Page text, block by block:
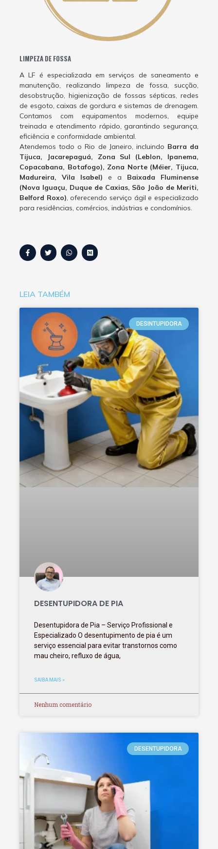
LIMPEZA DE FOSSA
A LF é especializada em serviços de saneamento e
manutenção, realizando limpeza de fossa, sucção,
desobstrução, higienização de fossas sépticas, redes
de esgoto, caixas de gordura e sistemas de drenagem.
Contamos com equipamentos modernos, equipe
treinada e atendimento rápido, garantindo segurança,
eficiência e conformidade ambiental.
Atendemos todo o Rio de Janeiro, incluindo Barra da
Tijuca, Jacarepaguá, Zona Sul (Leblon, Ipanema,
Copacabana, Botafogo), Zona Norte (Méier, Tijuca,
Madureira, Vila Isabel) e a Baixada Fluminense
(Nova Iguaçu, Duque de Caxias, São João de Meriti,
Belford Roxo), oferecendo serviço ágil e especializado
para residências, comércios, indústrias e condomínios.
LEIA TAMBÉM
DESINTUPIDORA
DESENTUPIDORA DE PIA
Desentupidora de Pia – Serviço Profissional e
Especializado O desentupimento de pia é um
serviço essencial para evitar transtornos como
mau cheiro, refluxo de água,
SAIBA MAIS »
Nenhum comentário
DESENTUPIDORA